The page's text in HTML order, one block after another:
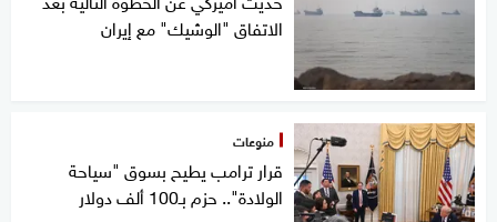
الاتفاق "الوشيك" مع إيران
منوعات
قرار ترامب يطيح بسوق "سياحة
الولادة".. حزم بـ100 ألف دولار